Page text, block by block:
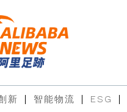
新 智能物流 ESG